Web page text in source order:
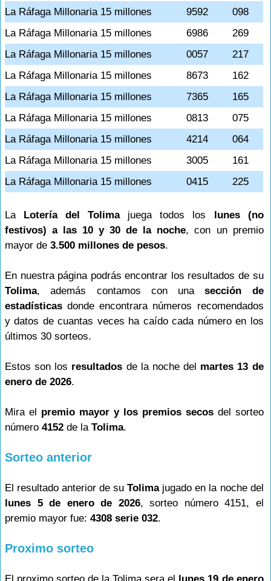
La Ráfaga Millonaria 15 millones
9592
098
La Ráfaga Millonaria 15 millones
6986
269
La Ráfaga Millonaria 15 millones
0057
217
La Ráfaga Millonaria 15 millones
8673
162
La Ráfaga Millonaria 15 millones
7365
165
La Ráfaga Millonaria 15 millones
0813
075
La Ráfaga Millonaria 15 millones
4214
064
La Ráfaga Millonaria 15 millones
3005
161
La Ráfaga Millonaria 15 millones
0415 225
La Lotería del Tolimajuega todos los lunes (no
festivos) a las 10 y 30 de la noche, con un premio
mayor de 3.500 millones de pesos.
En nuestra página podrás encontrar los resultados de su
Tolima, además contamos con unasección de
estadísticas donde encontrara números recomendados
y datos de cuantas veces ha caído cada número en los
últimos 30 sorteos.
Estos son los resultados de la noche del martes 13 de
enero de 2026.
Mira el premio mayor y los premios secosdel sorteo
número 4152 de la Tolima.
Sorteo anterior
El resultado anterior de suTolimajugado en la noche del
lunes 5 de enero de 2026, sorteo número 4151, el
premio mayor fue: 4308 serie 032.
Proximo sorteo